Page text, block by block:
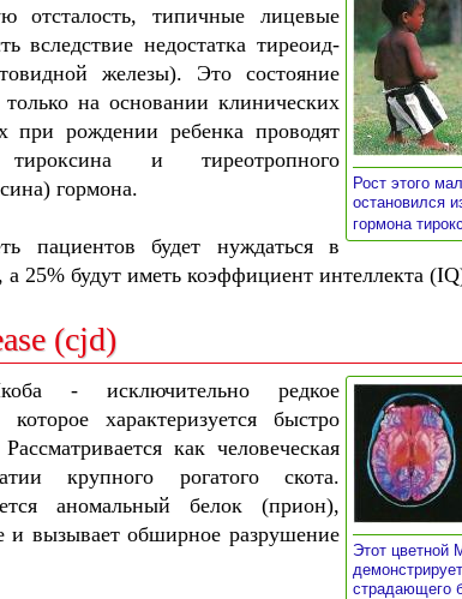
Рост этого
остановился
гормона
отсталость, типичные лицевые
вследствие недостатка тиреоид-
железы). Это состояние
только на основании клинических
при рождении ребенка проводят
и тиреотропного
гормона.
пациентов будет нуждаться в
25% будут иметь коэффициент интеллекта
(cjd)
Этот цветной
страдающего
- исключительно редкое
которое характеризуется быстро
как человеческая
крупного рогатого скота.
аномальный белок (прион),
и вызывает обширное разрушение